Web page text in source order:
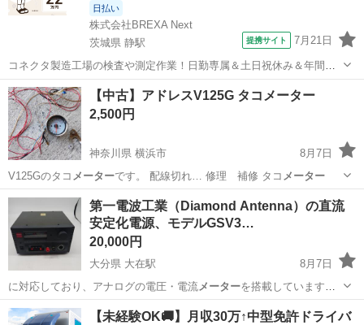
日払い
株式会社BREXA Next
茨城県 静駅
提携サイト 7月21日
コネクタ製造工場の検査や測定作業！日勤専属＆土日祝休み＆年間休
日128日★クリーンルーム内作業★マイカー通勤OK＆無料駐車場あり
★就業先食堂利用可！日払い制度あり！《茨城県常陸大宮市》 人気の
工場のお仕事 ◇コネクタ製造工...
茨城 常陸大宮市 静駅
【中古】アドレスV125G タコメーター
2,500円
神奈川県 横浜市
8月7日
V125Gのタコ メーターです。 配線切れ… 修理 補修 タコ メーター
神奈川 横浜市 その他 タコメーター
第一電波工業（Diamond Antenna）の直流
安定化電源、モデルGSV3…
20,000円
大分県 大在駅
8月7日
に対応しており、アナログの電圧・電流メーターを搭載しています。
重量は約9kg…
大分 大分市 大在駅 その他 安定化電源
【未経験OK🚚】月収30万↑中型免許ドライバ